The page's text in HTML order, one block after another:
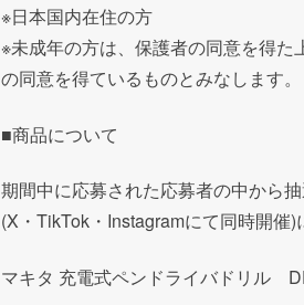
※日本国内在住の方
※未成年の方は、保護者の同意を得
の同意を得ているものとみなします。
■商品について
期間中に応募された応募者の中から
(X ・ TikTok ・ Instagramにて同時開催)
マキタ 充電式ペンドライバドリル